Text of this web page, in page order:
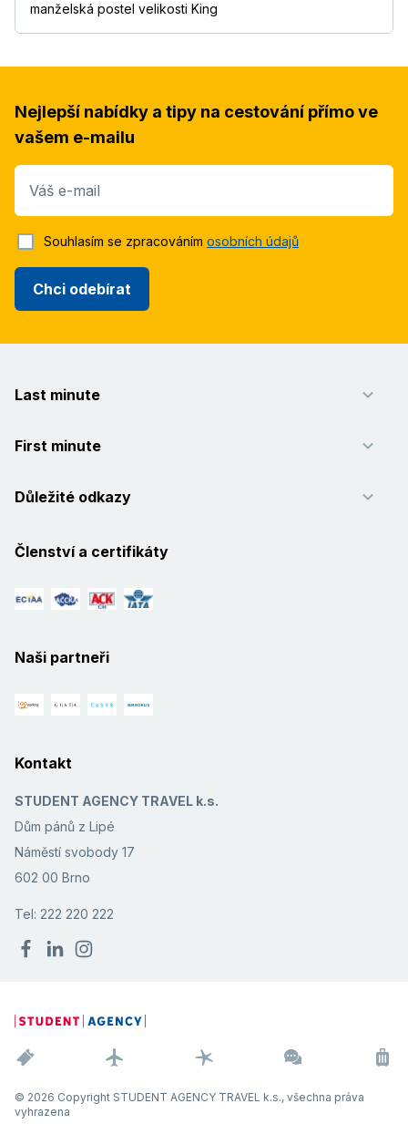
manželská postel velikosti King
Nejlepší nabídky a tipy na cestování přímo ve
vašem e-mailu
Váš e-mail
Chci odebírat
Souhlasím se zpracováním osobních údajů
Last minute
First minute
Důležité odkazy
Členství a certifikáty
Naši partneři
Kontakt
STUDENT AGENCY TRAVEL k.s.
Dům pánů z Lipé
Náměstí svobody 17
602 00 Brno
Tel: 222 220 222
© 2026 Copyright STUDENT AGENCY TRAVEL k.s., všechna práva
vyhrazena